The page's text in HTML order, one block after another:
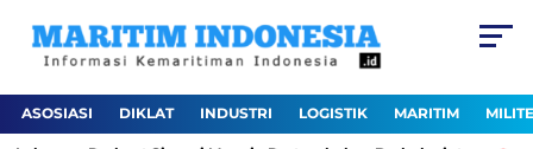
ASOSIASI DIKLAT INDUSTRI LOGISTIK MARITIM